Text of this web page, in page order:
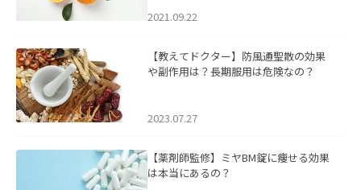
2021.09.22
【教えてドクター】防風通聖散の効果
や副作用は？長期服用は危険なの？
2023.07.27
【薬剤師監修】ミヤBM錠に痩せる効果
は本当にあるの？